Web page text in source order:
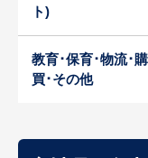
ト)
教育･保育･物流･購
買･その他